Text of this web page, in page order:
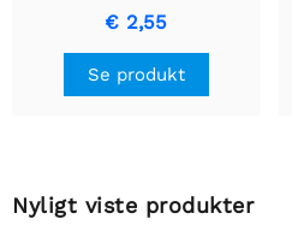
- Holdbar
Præcisionsmodstand
€ 2,55
Se produkt
Nyligt viste produkter